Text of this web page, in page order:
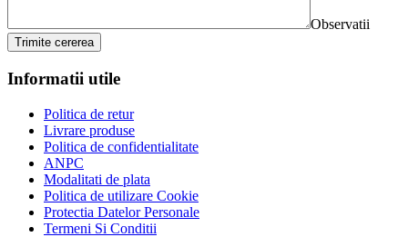
Observatii
Trimite cererea
Informatii utile
Politica de retur
Livrare produse
Politica de confidentialitate
ANPC
Modalitati de plata
Politica de utilizare Cookie
Protectia Datelor Personale
Termeni Si Conditii